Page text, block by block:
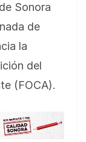
Sonora
de
la
del
(FOCA).